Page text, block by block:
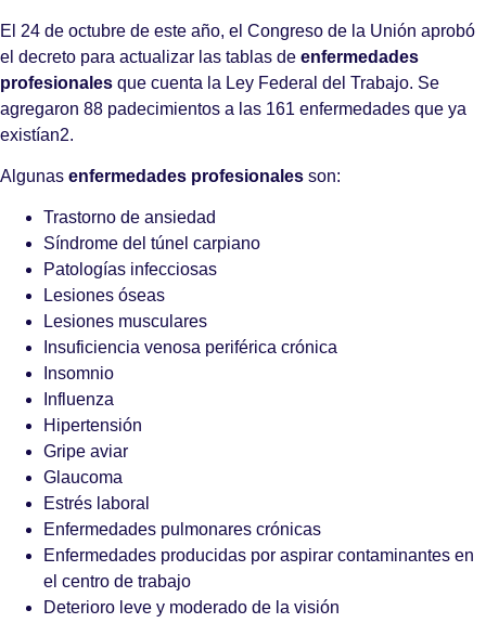
El 24 de octubre de este año, el Congreso de la Unión aprobó
el decreto para actualizar las tablas de enfermedades
profesionales que cuenta la Ley Federal del Trabajo. Se
agregaron 88 padecimientos a las 161 enfermedades que ya
existían2.
Algunas enfermedades profesionales son:
Trastorno de ansiedad
Síndrome del túnel carpiano
Patologías infecciosas
Lesiones óseas
Lesiones musculares
Insuficiencia venosa periférica crónica
Insomnio
Influenza
Hipertensión
Gripe aviar
Glaucoma
Estrés laboral
Enfermedades pulmonares crónicas
Enfermedades producidas por aspirar contaminantes en
el centro de trabajo
Deterioro leve y moderado de la visión